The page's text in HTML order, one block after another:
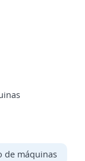
de máquinas